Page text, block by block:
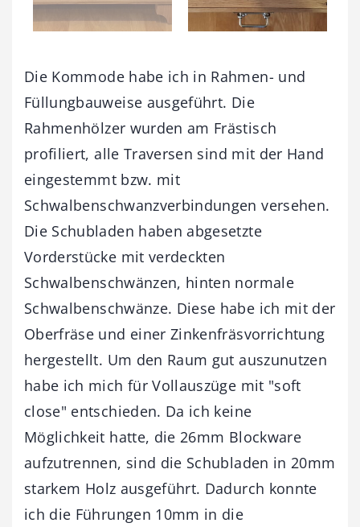
Die Kommode habe ich in Rahmen- und
Füllungbauweise ausgeführt. Die
Rahmenhölzer wurden am Frästisch
profiliert, alle Traversen sind mit der Hand
eingestemmt bzw. mit
Schwalbenschwanzverbindungen versehen.
Die Schubladen haben abgesetzte
Vorderstücke mit verdeckten
Schwalbenschwänzen, hinten normale
Schwalbenschwänze. Diese habe ich mit der
Oberfräse und einer Zinkenfräsvorrichtung
hergestellt. Um den Raum gut auszunutzen
habe ich mich für Vollauszüge mit "soft
close" entschieden. Da ich keine
Möglichkeit hatte, die 26mm Blockware
aufzutrennen, sind die Schubladen in 20mm
starkem Holz ausgeführt. Dadurch konnte
ich die Führungen 10mm in die